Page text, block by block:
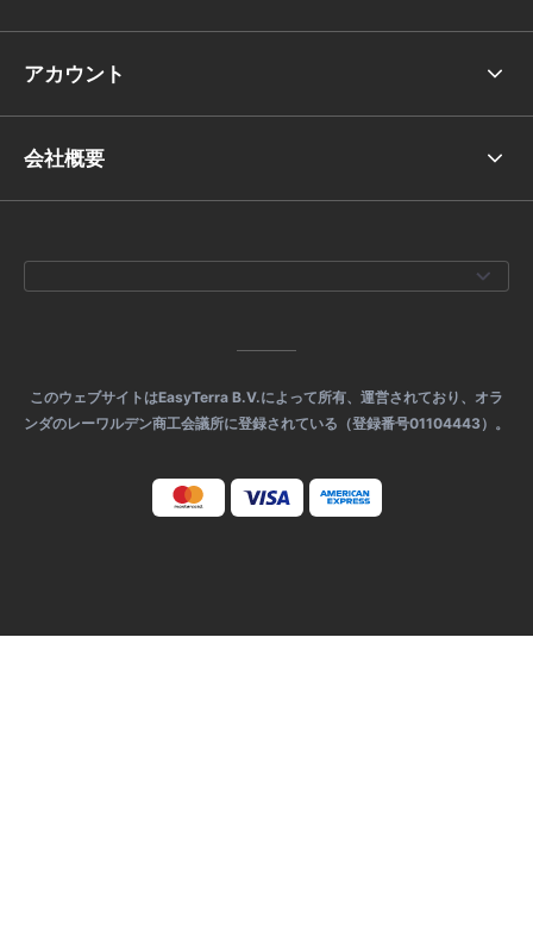
アカウント
会社概要
このウェブサイトはEasyTerra B.V.によって所有、運営されており、オラ
ンダのレーワルデン商工会議所に登録されている（登録番号01104443）。